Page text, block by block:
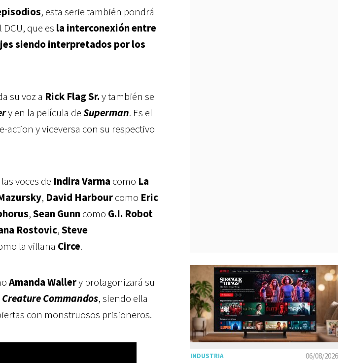
, esta serie también pondrá
que es la interconexión entre
siendo interpretados por los
su voz a Rick Flag Sr.y también se
y en la película deSuperman. Es el
y viceversa con su respectivo
voces de Indira Varma como La
, David Harbourcomo Eric
,Sean Gunncomo G.I. Robot
Rostovic,Steve
la villana Circe.
Amanda Wallery protagonizará su
Creature Commandos, siendo ella
con monstruosos prisioneros.
06/08/2026
INDUSTRIA